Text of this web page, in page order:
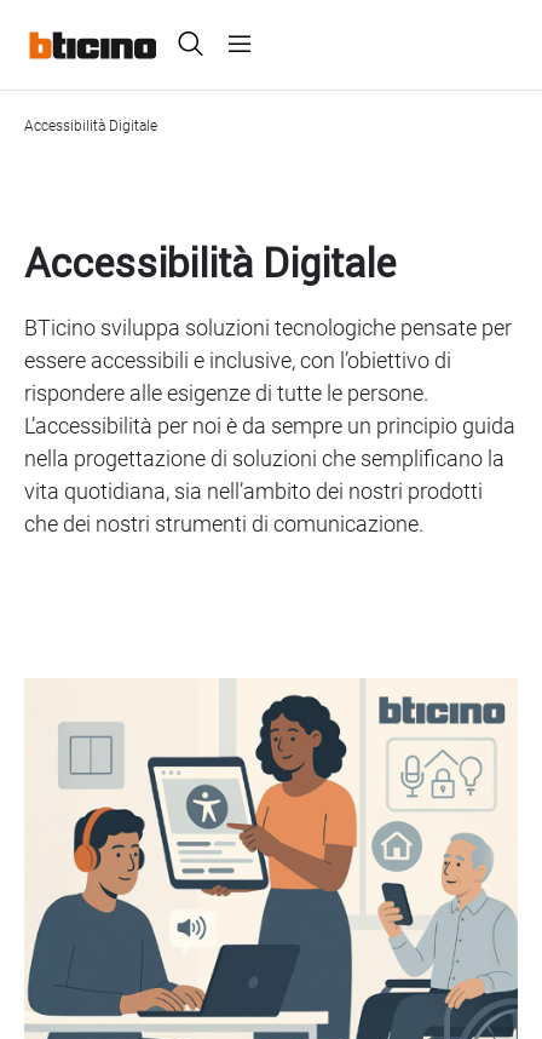
to
main
content
Header
Primary
menu
Accessibilità Digitale
Accessibilità Digitale
BTicino sviluppa soluzioni tecnologiche pensate per
essere accessibili e inclusive, con l’obiettivo di
rispondere alle esigenze di tutte le persone.
L’accessibilità per noi è da sempre un principio guida
nella progettazione di soluzioni che semplificano la
vita quotidiana, sia nell’ambito dei nostri prodotti
che dei nostri strumenti di comunicazione.